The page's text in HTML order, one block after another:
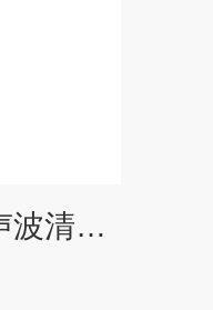
RPQX模具喷头超声波清洗机